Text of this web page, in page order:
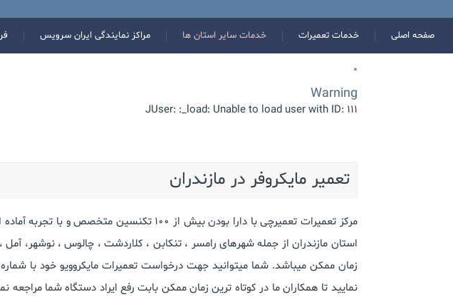
صفحه اصلی خدمات تعمیرات خدمات سایر استان ها مراکز نمایندگی ایران سرویس
×
Warning
JUser: :_load: Unable to load user with ID: 111
تعمیر مایکروفر در مازندران
مرکز تعمیرات تعمیرچی با دارا بودن بیش از
استان مازندران از جمله شهرهای رامسر ، تنکابن ، کلاردشت ، چالوس ، نوشهر، آمل
زمان ممکن میباشد. شما میتوانید جهت درخواست تعمیرات مایکروویو خود با